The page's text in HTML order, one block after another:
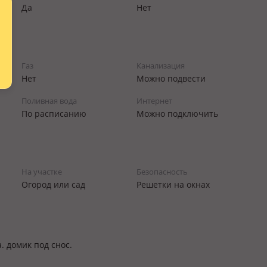
Да Нет
Газ
Нет
Канализация
Можно подвести
Поливная вода
По расписанию
Интернет
Можно подключить
На участке
Огород или сад
Безопасность
Решетки на окнах
домик под снос.